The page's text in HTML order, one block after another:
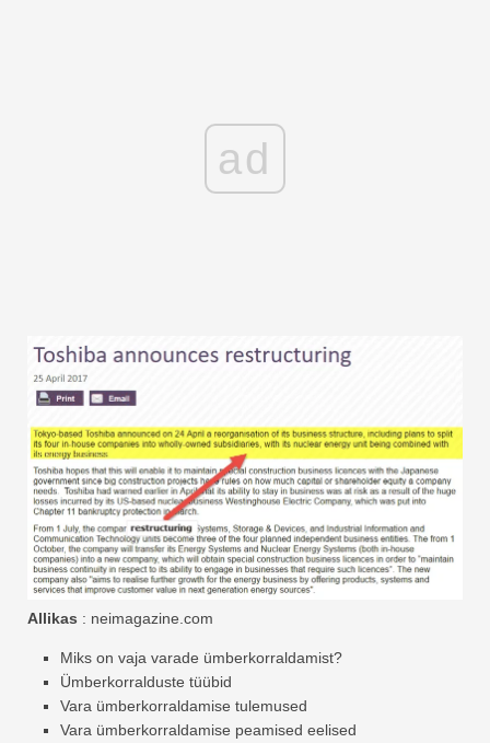
ad
Allikas : neimagazine.com
Miks on vaja varade ümberkorraldamist?
Ümberkorralduste tüübid
Vara ümberkorraldamise tulemused
Vara ümberkorraldamise peamised eelised